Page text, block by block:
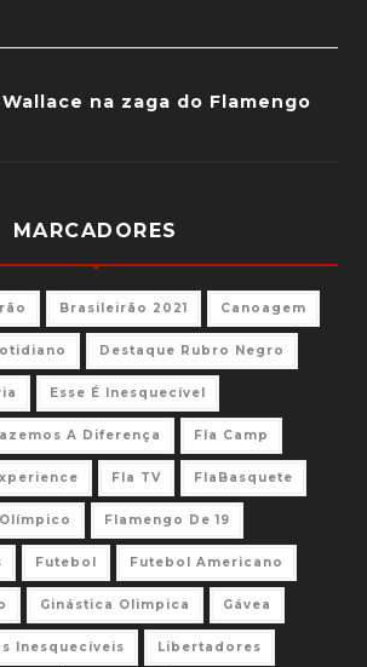
na zaga do Flamengo
MARCADORES
Brasileirão 2021 Canoagem
Destaque Rubro Negro
Esse É Inesquecível
A Diferença Fla Camp
Fla TV FlaBasquete
Flamengo De 19
Futebol Futebol Americano
Ginástica Olimpica Gávea
Inesquecíveis Libertadores